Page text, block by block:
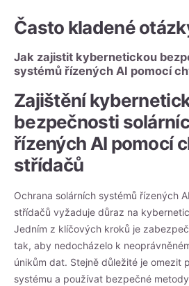
Často kladené
Jak zajistit kybernetickou
systémů řízených AI pomocí
Zajištění
bezpečnosti
řízených AI pomocí
střídačů
Ochrana solárních systémů řízených
střídačů vyžaduje důraz na
Jedním z klíčových kroků je
tak, aby nedocházelo k
únikům dat. Stejně důležité je omezit
systému a používat bezpečné